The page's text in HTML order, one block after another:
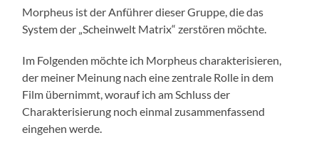
Morpheus ist der Anführer dieser Gruppe, die das
System der „Scheinwelt Matrix“ zerstören möchte.
Im Folgenden möchte ich Morpheus charakterisieren,
der meiner Meinung nach eine zentrale Rolle in dem
Film übernimmt, worauf ich am Schluss der
Charakterisierung noch einmal zusammenfassend
eingehen werde.